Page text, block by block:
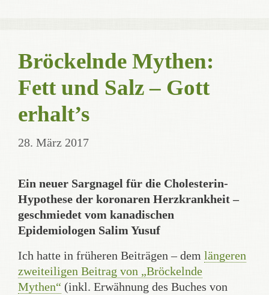
Bröckelnde Mythen:
Fett und Salz – Gott
erhalt’s
28. März 2017
Ein neuer Sargnagel für die Cholesterin-
Hypothese der koronaren Herzkrankheit –
geschmiedet vom kanadischen
Epidemiologen Salim Yusuf
Ich hatte in früheren Beiträgen – dem längeren
zweiteiligen Beitrag von „Bröckelnde
Mythen“ (inkl. Erwähnung des Buches von